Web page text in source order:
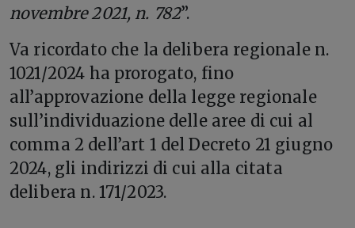
novembre 2021, n. 782”.
Va ricordato che la delibera regionale n.
1021/2024 ha prorogato, fino
all’approvazione della legge regionale
sull’individuazione delle aree di cui al
comma 2 dell’art 1 del Decreto 21 giugno
2024, gli indirizzi di cui alla citata
delibera n. 171/2023.